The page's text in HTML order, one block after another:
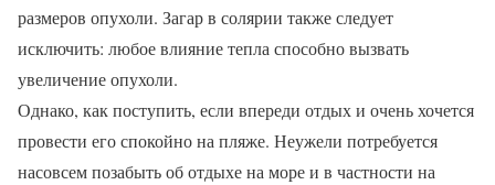
размеров опухоли. Загар в солярии также следует
исключить: любое влияние тепла способно вызвать
увеличение опухоли.
Однако, как поступить, если впереди отдых и очень хочется
провести его спокойно на пляже. Неужели потребуется
насовсем позабыть об отдыхе на море и в частности на